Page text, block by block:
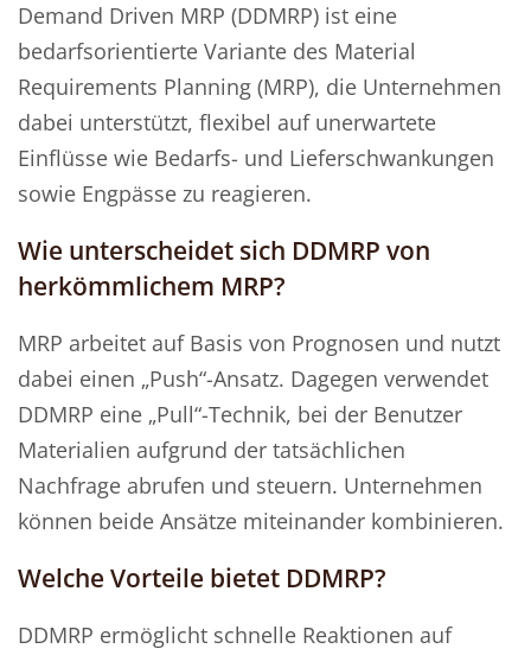
Demand Driven MRP (DDMRP) ist eine
bedarfsorientierte Variante des Material
Requirements Planning (MRP), die Unternehmen
dabei unterstützt, flexibel auf unerwartete
Einflüsse wie Bedarfs- und Lieferschwankungen
sowie Engpässe zu reagieren.
Wie unterscheidet sich DDMRP von
herkömmlichem MRP?
MRP arbeitet auf Basis von Prognosen und nutzt
dabei einen „Push“-Ansatz. Dagegen verwendet
DDMRP eine „Pull“-Technik, bei der Benutzer
Materialien aufgrund der tatsächlichen
Nachfrage abrufen und steuern. Unternehmen
können beide Ansätze miteinander kombinieren.
Welche Vorteile bietet DDMRP?
DDMRP ermöglicht schnelle Reaktionen auf